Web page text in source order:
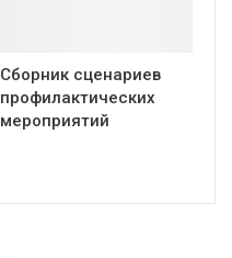
Сборник сценариев
профилактических
мероприятий